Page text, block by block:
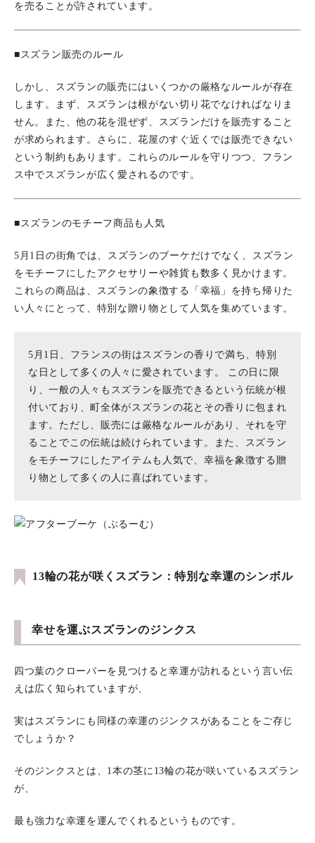
を売ることが許されています。
■スズラン販売のルール
しかし、スズランの販売にはいくつかの厳格なルールが存在
します。まず、スズランは根がない切り花でなければなりま
せん。また、他の花を混ぜず、スズランだけを販売すること
が求められます。さらに、花屋のすぐ近くでは販売できない
という制約もあります。これらのルールを守りつつ、フラン
ス中でスズランが広く愛されるのです。
■スズランのモチーフ商品も人気
5月1日の街角では、スズランのブーケだけでなく、スズラン
をモチーフにしたアクセサリーや雑貨も数多く見かけます。
これらの商品は、スズランの象徴する「幸福」を持ち帰りた
い人々にとって、特別な贈り物として人気を集めています。
5月1日、フランスの街はスズランの香りで満ち、特別
な日として多くの人々に愛されています。 この日に限
り、一般の人々もスズランを販売できるという伝統が根
付いており、町全体がスズランの花とその香りに包まれ
ます。ただし、販売には厳格なルールがあり、それを守
ることでこの伝統は続けられています。また、スズラン
をモチーフにしたアイテムも人気で、幸福を象徴する贈
り物として多くの人に喜ばれています。
13輪の花が咲くスズラン：特別な幸運のシンボル
幸せを運ぶスズランのジンクス
四つ葉のクローバーを見つけると幸運が訪れるという言い伝
えは広く知られていますが、
実はスズランにも同様の幸運のジンクスがあることをご存じ
でしょうか？
そのジンクスとは、1本の茎に13輪の花が咲いているスズラン
が、
最も強力な幸運を運んでくれるというものです。